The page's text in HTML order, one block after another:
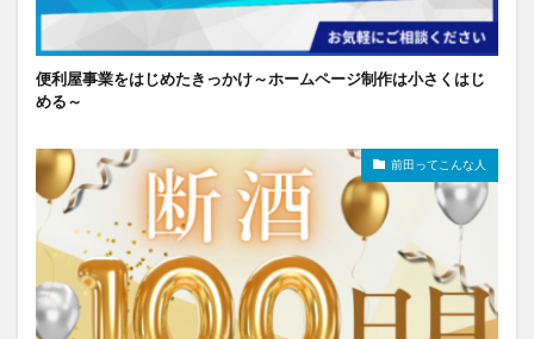
便利屋事業をはじめたきっかけ～ホームページ制作は小さくはじ
める～
前田ってこんな人